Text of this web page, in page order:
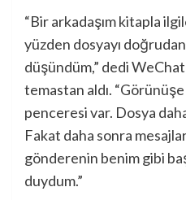
“Bir arkadaşım kitapla
yüzden dosyayı
düşündüm,” dedi
temastan aldı.
penceresi var. Dosya
Fakat daha sonra
gönderenin benim gibi
duydum.”